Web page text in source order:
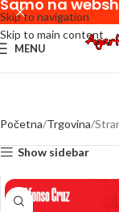
Skip to navigation
Skip to main content
MENU
Početna Trgovina
Show sidebar
Samo na